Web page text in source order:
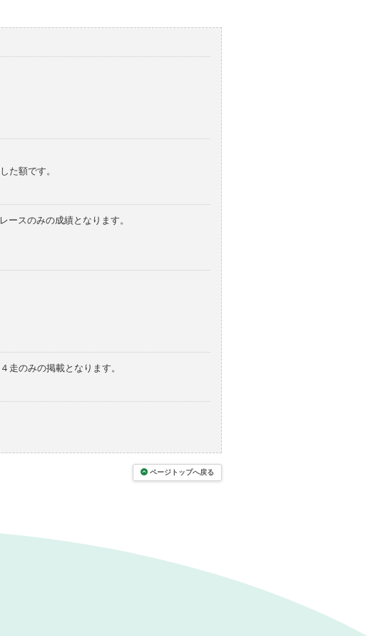
た額です。
スのみの成績となります。
走のみの掲載となります。
ページトップへ戻る